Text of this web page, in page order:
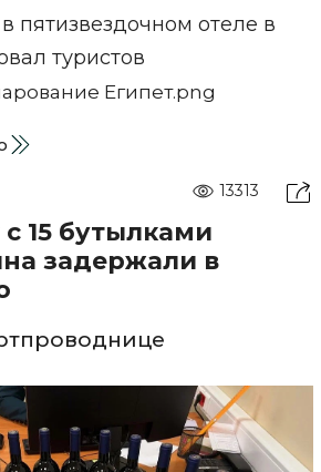
13313
15 бутылками
задержали в